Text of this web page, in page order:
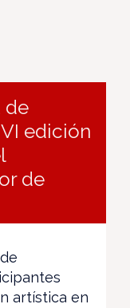
de
edición
de
artística en